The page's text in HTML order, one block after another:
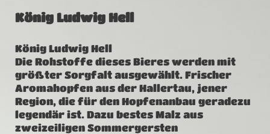
König Ludwig Hell
König Ludwig Hell
Die Rohstoffe dieses Bieres werden mit
größter Sorgfalt ausgewählt. Frischer
Aromahopfen aus der Hallertau, jener
Region, die für den Hopfenanbau geradezu
legendär ist. Dazu bestes Malz aus
zweizeiligen Sommergersten